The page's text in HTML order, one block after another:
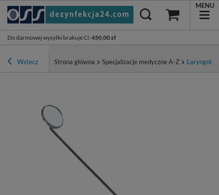
Do darmowej wysyłki brakuje Ci: 450,00 zł
MENU
Wstecz Strona główna Specjalizacje medyczne A-Z